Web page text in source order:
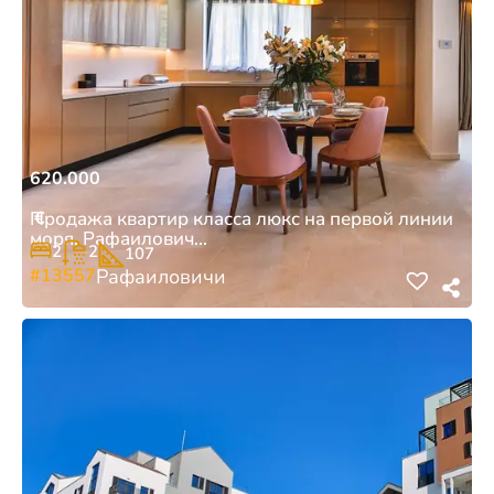
620.000
€
Продажа квартир класса люкс на первой линии
моря, Рафаилович...
2 2 107
#13557Рафаиловичи